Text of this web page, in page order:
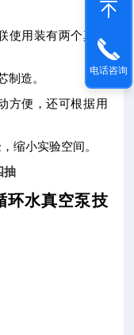
使用装有两个真空
制造。
方便，还可根据用
缩小实验空间。
抽
环水真空泵技
电话咨询